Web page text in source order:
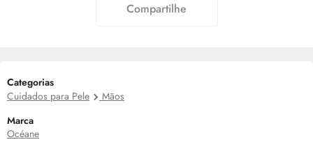
Compartilhe
Categorias
Cuidados para Pele
Mãos
Marca
Océane